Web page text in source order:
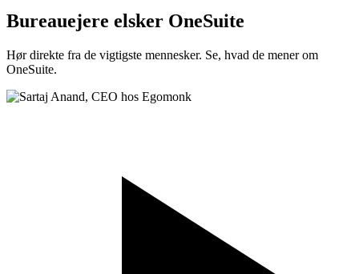
Bureauejere elsker OneSuite
Hør direkte fra de vigtigste mennesker. Se, hvad de mener om
OneSuite.